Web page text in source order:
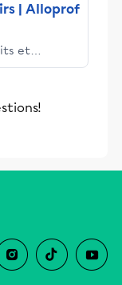
| Alloprof
et
les élèves